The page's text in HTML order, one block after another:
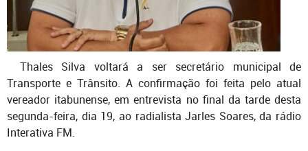
Thales Silva voltará a ser secretário municipal de
Transporte e Trânsito. A confirmação foi feita pelo atual
vereador itabunense, em entrevista no final da tarde desta
segunda-feira, dia 19, ao radialista Jarles Soares, da rádio
Interativa FM.